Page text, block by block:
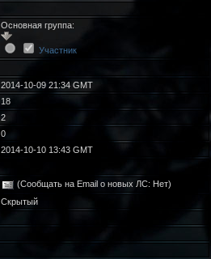
Основная группа:
Участник
2014-10-09 21:34 GMT
18
2
0
2014-10-10 13:43 GMT
(Сообщать на Email о новых ЛС: Нет)
Скрытый